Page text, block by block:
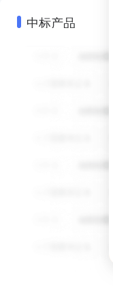
中标产品